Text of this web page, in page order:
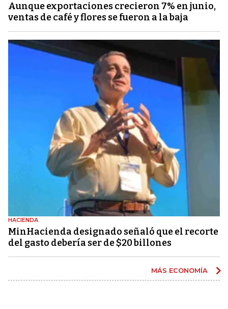
Aunque exportaciones crecieron 7% en junio,
ventas de café y flores se fueron a la baja
HACIENDA
MinHacienda designado señaló que el recorte
del gasto debería ser de $20 billones
MÁS ECONOMÍA